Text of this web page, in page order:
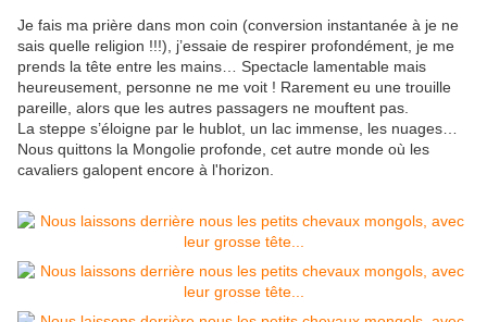
Je fais ma prière dans mon coin (conversion instantanée à je ne
sais quelle religion !!!), j’essaie de respirer profondément, je me
prends la tête entre les mains… Spectacle lamentable mais
heureusement, personne ne me voit ! Rarement eu une trouille
pareille, alors que les autres passagers ne mouftent pas.
La steppe s’éloigne par le hublot, un lac immense, les nuages…
Nous quittons la Mongolie profonde, cet autre monde où les
cavaliers galopent encore à l'horizon.